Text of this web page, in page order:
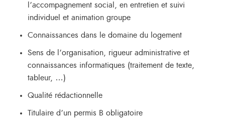
l’accompagnement social, en entretien et suivi
individuel et animation groupe
Connaissances dans le domaine du logement
Sens de l’organisation, rigueur administrative et
connaissances informatiques (traitement de texte,
tableur, …)
Qualité rédactionnelle
Titulaire d’un permis B obligatoire